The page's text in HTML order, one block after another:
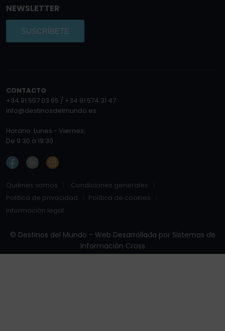
NEWSLETTER
SUSCRÍBETE
CONTACTO
+34 91 557 03 65 / +34 91 574 31 47
info@destinosdelmundo.es
Horario: Lunes - Viernes:
De 9:30 a 19:30
Quiénes somos
Condiciones generales
Política de privacidad
Política de cookies
Información legal
© Destinos del Mundo - Web Desarrollada por Sistemas de
Información Cross